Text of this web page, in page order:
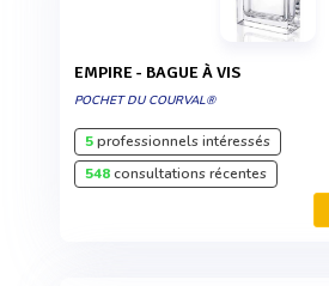
EMPIRE - BAGUE À VIS
POCHET DU COURVAL®
5professionnels intéressés
548consultations récentes